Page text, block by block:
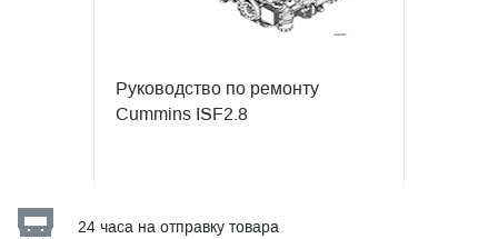
Руководство по ремонту
Cummins ISF2.8
24 часа на отправку товара